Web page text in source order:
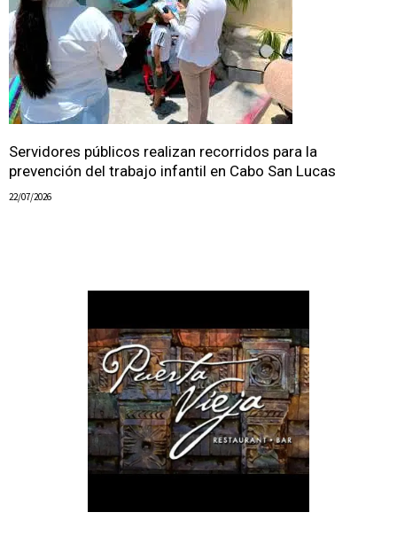
Servidores públicos realizan recorridos para la
prevención del trabajo infantil en Cabo San Lucas
22/07/2026